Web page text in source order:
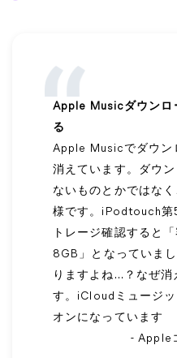
Apple Musicダウンロ
る
Apple Musicでダウン
消えています。ダウ
ないものとかではな
様です。iPodtouch第
トレージ確認すると
8GB」となっていま
りますよね…？なぜ消
す。iCloudミュージ
オンになっています
- Apple